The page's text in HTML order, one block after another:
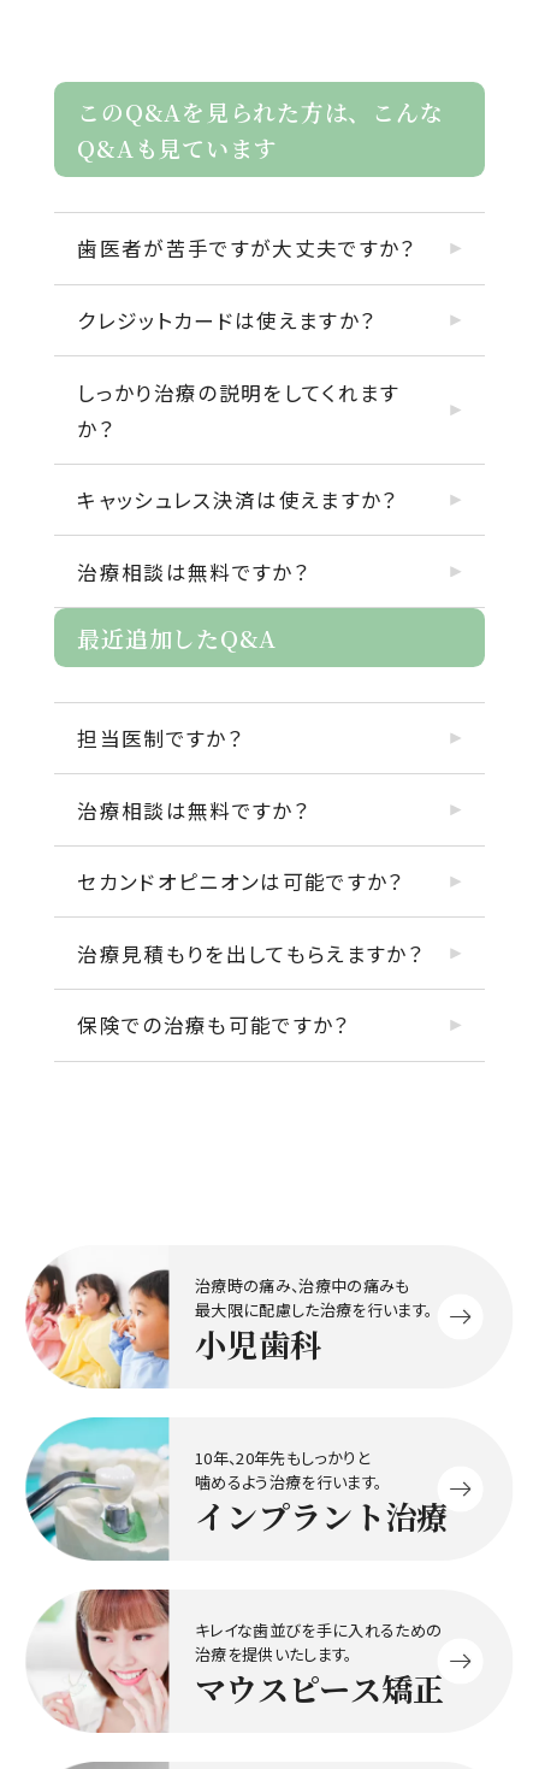
このQ&Aを見られた方は、こんな
Q&Aも見ています
歯医者が苦手ですが大丈夫ですか？
クレジットカードは使えますか？
しっかり治療の説明をしてくれます
か？
キャッシュレス決済は使えますか？
治療相談は無料ですか？
最近追加したQ&A
担当医制ですか？
治療相談は無料ですか？
セカンドオピニオンは可能ですか？
治療見積もりを出してもらえますか？
保険での治療も可能ですか？
治療時の痛み、治療中の痛みも
最大限に配慮した治療を行います。
小児歯科
10年、20年先もしっかりと
噛めるよう治療を行います。
インプラント治療
キレイな歯並びを手に入れるための
治療を提供いたします。
マウスピース矯正